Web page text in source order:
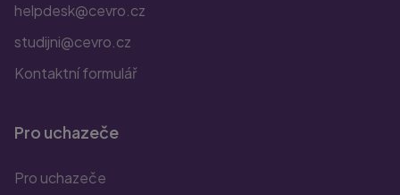
helpdesk@cevro.cz
studijni@cevro.cz
Kontaktní formulář
Pro uchazeče
Pro uchazeče